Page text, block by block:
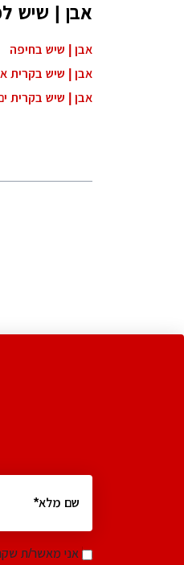
אבן | שיש
אבן | שיש בחיפה
אבן | שיש בקרית
אבן | שיש בקרית
אני מאשר/ת